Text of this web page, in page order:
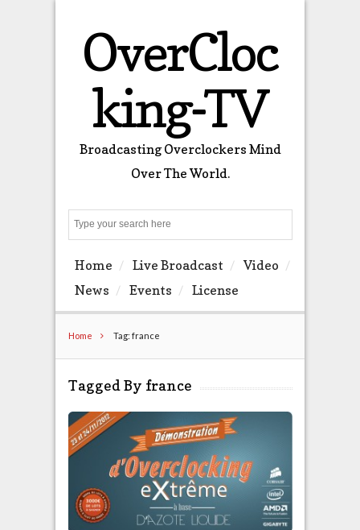
OverCloc
king-TV
Broadcasting Overclockers Mind
Over The World.
Home Live Broadcast
Video
News
Events License
Home Tag: france
Tagged By france